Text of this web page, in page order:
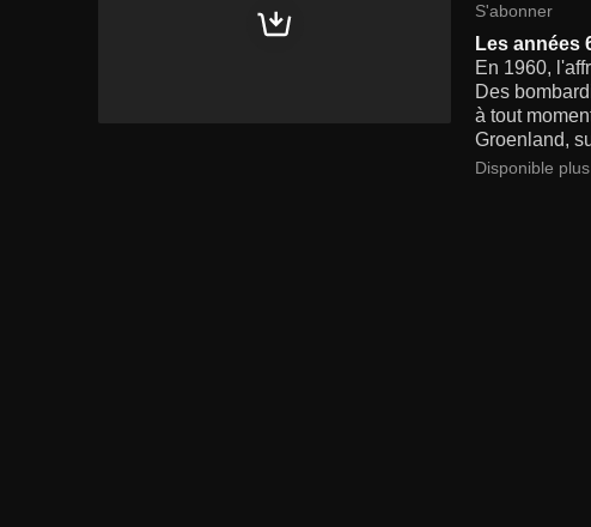
S'abonner
Les années
En 1960,
Des
à tout
Groenland,
Disponible